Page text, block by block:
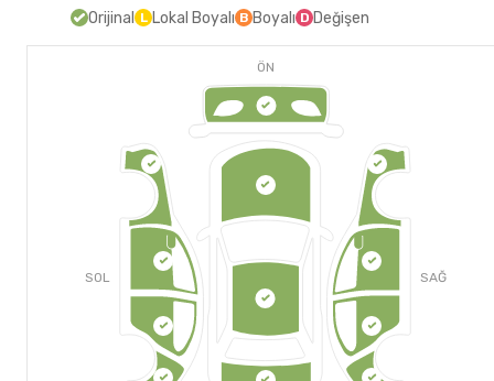
Orijinal L Lokal Boyalı B Boyalı D Değişen
ÖN
SOL SAĞ